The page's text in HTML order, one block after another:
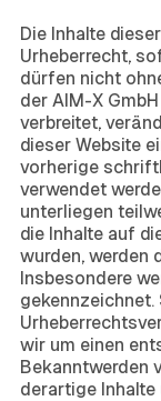
Die Inhalte
Urheberrecht,
dürfen nicht
der AIM-X
verbreitet,
dieser Website
vorherige
verwendet
unterliegen
die Inhalte auf
wurden, werden
Insbesondere
wir um einen
Bekanntwerden
derartige